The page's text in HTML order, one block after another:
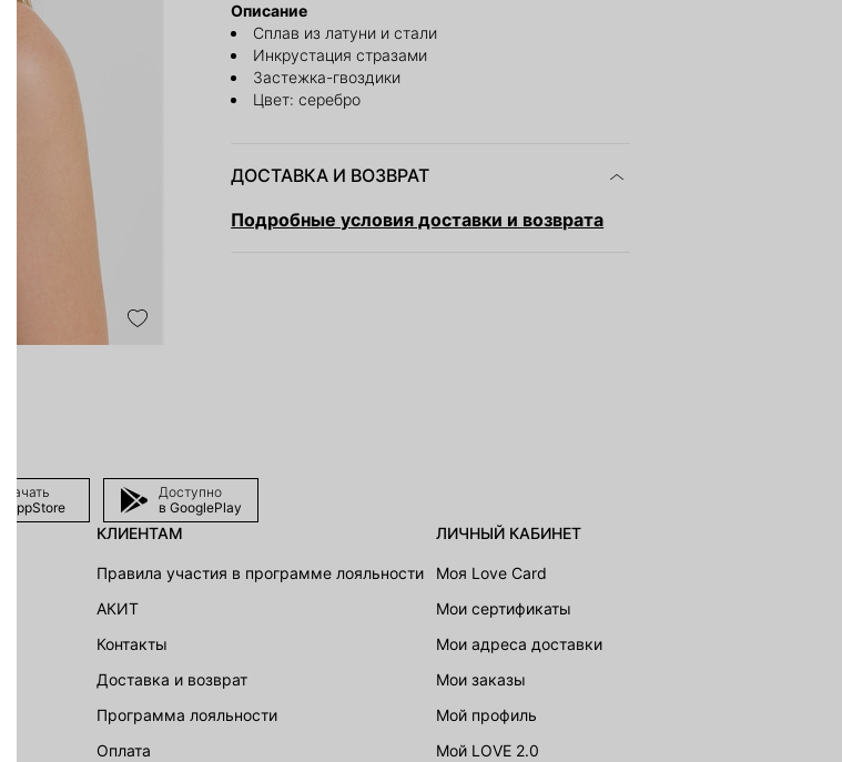
Описание
Сплав из латуни и стали
Инкрустация стразами
Застежка-гвоздики
Цвет: серебро
ДОСТАВКА И ВОЗВРАТ
Подробные условия доставки и возврата
Скачать
в AppStore
Доступно
в GooglePlay
КЛИЕНТАМ
Правила участия в программе лояльности
АКИТ
Контакты
Доставка и возврат
Программа лояльности
Оплата
ЛИЧНЫЙ КАБИНЕТ
Моя Love Card
Мои сертификаты
Мои адреса доставки
Мои заказы
Мой профиль
Мой LOVE 2.0